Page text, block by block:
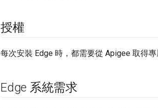
授權
每次安裝 Edge 時，都需要從 Apigee 取得
Edge 系統需求